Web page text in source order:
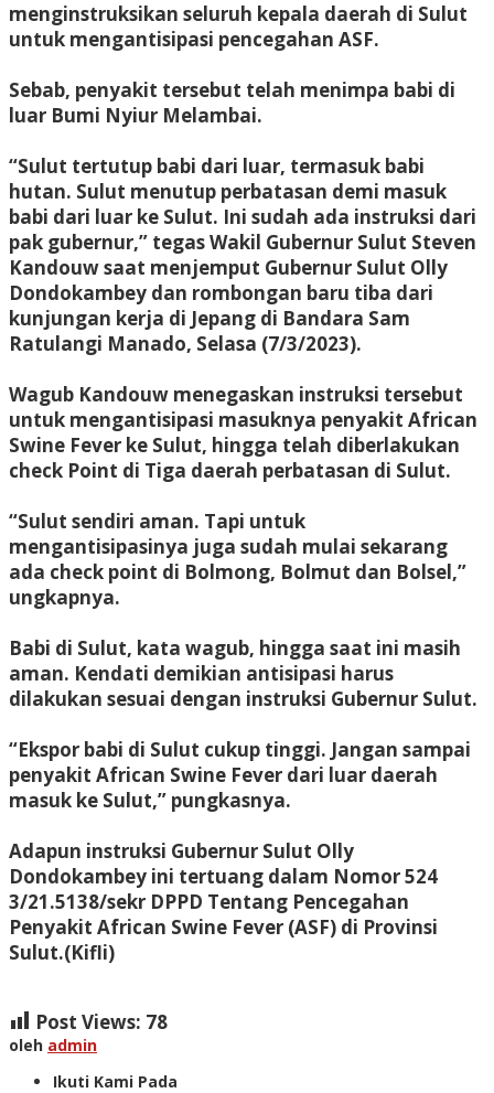
menginstruksikan seluruh kepala daerah di Sulut
untuk mengantisipasi pencegahan ASF.
Sebab, penyakit tersebut telah menimpa babi di
luar Bumi Nyiur Melambai.
“Sulut tertutup babi dari luar, termasuk babi
hutan. Sulut menutup perbatasan demi masuk
babi dari luar ke Sulut. Ini sudah ada instruksi dari
pak gubernur,” tegas Wakil Gubernur Sulut Steven
Kandouw saat menjemput Gubernur Sulut Olly
Dondokambey dan rombongan baru tiba dari
kunjungan kerja di Jepang di Bandara Sam
Ratulangi Manado, Selasa (7/3/2023).
Wagub Kandouw menegaskan instruksi tersebut
untuk mengantisipasi masuknya penyakit African
Swine Fever ke Sulut, hingga telah diberlakukan
check Point di Tiga daerah perbatasan di Sulut.
“Sulut sendiri aman. Tapi untuk
mengantisipasinya juga sudah mulai sekarang
ada check point di Bolmong, Bolmut dan Bolsel,”
ungkapnya.
Babi di Sulut, kata wagub, hingga saat ini masih
aman. Kendati demikian antisipasi harus
dilakukan sesuai dengan instruksi Gubernur Sulut.
“Ekspor babi di Sulut cukup tinggi. Jangan sampai
penyakit African Swine Fever dari luar daerah
masuk ke Sulut,” pungkasnya.
Adapun instruksi Gubernur Sulut Olly
Dondokambey ini tertuang dalam Nomor 524
3/21.5138/sekr DPPD Tentang Pencegahan
Penyakit African Swine Fever (ASF) di Provinsi
Sulut.(Kifli)
Post Views: 78
oleh admin
Ikuti Kami Pada